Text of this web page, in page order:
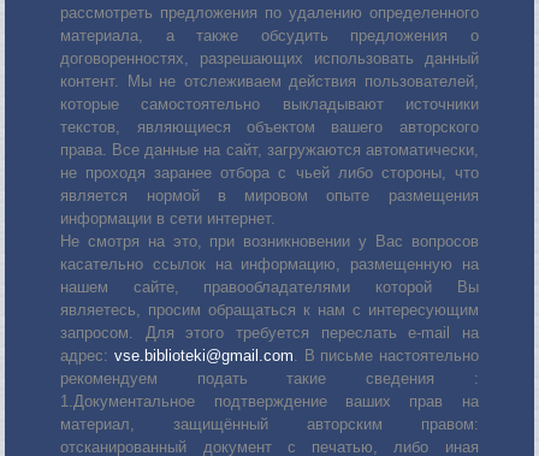
рассмотреть предложения по удалению определенного
материала, а также обсудить предложения о
договоренностях, разрешающих использовать данный
контент. Мы не отслеживаем действия пользователей,
которые самостоятельно выкладывают источники
текстов, являющиеся объектом вашего авторского
права. Все данные на сайт, загружаются автоматически,
не проходя заранее отбора с чьей либо стороны, что
является нормой в мировом опыте размещения
информации в сети интернет.
Не смотря на это, при возникновении у Вас вопросов
касательно ссылок на информацию, размещенную на
нашем сайте, правообладателями которой Вы
являетесь, просим обращаться к нам с интересующим
запросом. Для этого требуется переслать е-mail на
адрес: vse.biblioteki@gmail.com . В письме настоятельно
рекомендуем подать такие сведения :
1.Документальное подтверждение ваших прав на
материал, защищённый авторским правом:
отсканированный документ с печатью, либо иная